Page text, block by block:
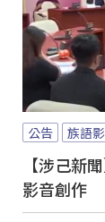
公告 族語
【涉己新
影音創作